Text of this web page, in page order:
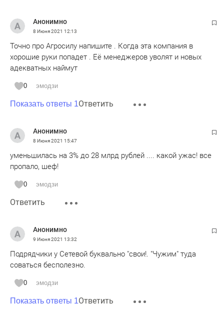
Анонимно
8 Июня 2021 12:13
Точно про Агросилу напишите . Когда эта компания в
хорошие руки попадет . Её менеджеров уволят и новых
адекватных наймут
0 эмодзи
Показать ответы 1Ответить
Анонимно
8 Июня 2021 15:47
уменьшилась на 3% до 28 млрд рублей .... какой ужас! все
пропало, шеф!
0 эмодзи
Ответить
Анонимно
9 Июня 2021 13:32
Подрядчики у Сетевой буквально "свои!. "Чужим" туда
соваться бесполезно.
0 эмодзи
Показать ответы 1Ответить